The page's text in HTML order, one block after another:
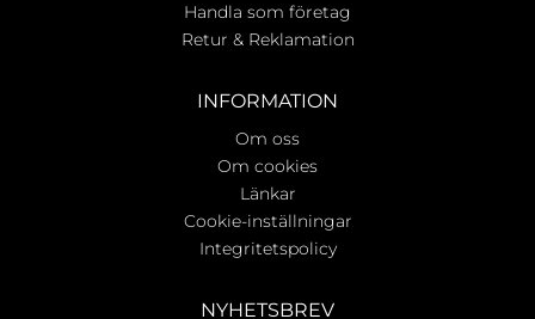
Handla som företag
Retur & Reklamation
INFORMATION
Om oss
Om cookies
Länkar
Cookie-inställningar
Integritetspolicy
NYHETSBREV